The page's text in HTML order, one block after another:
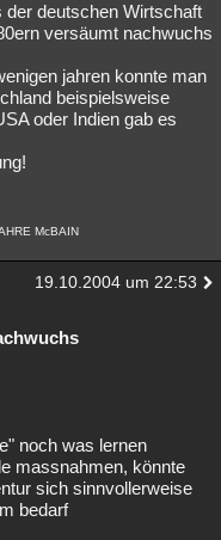
der deutschen Wirtschaft
versäumt nachwuchs
jahren konnte man
beispielsweise
oder Indien gab es
McBAIN
19.10.2004 um 22:53
noch was lernen
massnahmen, könnte
sich sinnvollerweise
bedarf